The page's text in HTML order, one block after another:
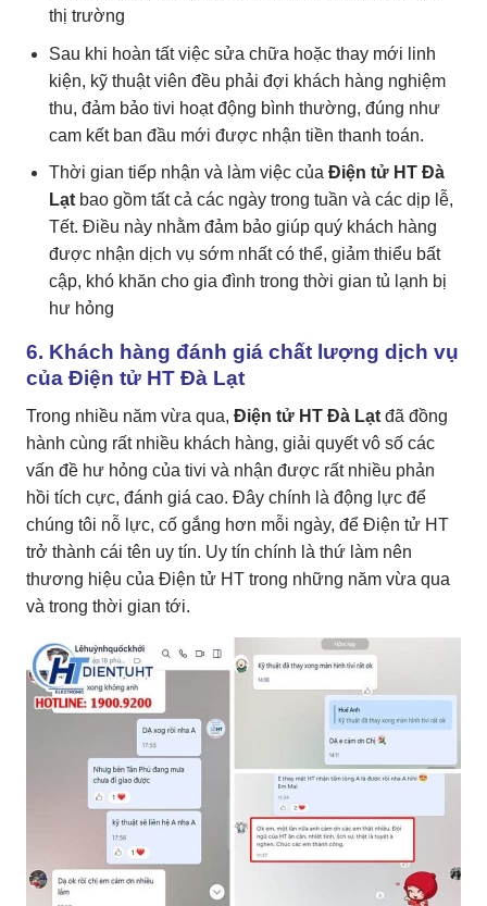
thị trường
Sau khi hoàn tất việc sửa chữa hoặc thay mới linh
kiện, kỹ thuật viên đều phải đợi khách hàng nghiệm
thu, đảm bảo tivi hoạt động bình thường, đúng như
cam kết ban đầu mới được nhận tiền thanh toán.
Thời gian tiếp nhận và làm việc của Điện tử HT Đà
Lạt bao gồm tất cả các ngày trong tuần và các dịp lễ,
Tết. Điều này nhằm đảm bảo giúp quý khách hàng
được nhận dịch vụ sớm nhất có thể, giảm thiểu bất
cập, khó khăn cho gia đình trong thời gian tủ lạnh bị
hư hỏng
6. Khách hàng đánh giá chất lượng dịch vụ
của Điện tử HT Đà Lạt
Trong nhiều năm vừa qua, Điện tử HT Đà Lạt đã đồng
hành cùng rất nhiều khách hàng, giải quyết vô số các
vấn đề hư hỏng của tivi và nhận được rất nhiều phản
hồi tích cực, đánh giá cao. Đây chính là động lực để
chúng tôi nỗ lực, cố gắng hơn mỗi ngày, để Điện tử HT
trở thành cái tên uy tín. Uy tín chính là thứ làm nên
thương hiệu của Điện tử HT trong những năm vừa qua
và trong thời gian tới.